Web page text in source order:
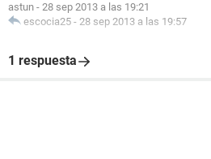
astun - 28 sep 2013 a las 19:21
escocia25 - 28 sep 2013 a las 19:57
1 respuesta